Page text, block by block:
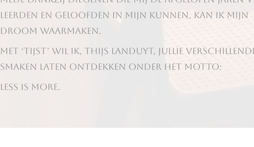
leerden en geloofden in mijn kunnen, kan ik mijn
droom waarmaken.
Met ‘Tijst’ wil ik, Thijs Landuyt, jullie
smaken laten ontdekken onder het motto:
LESS IS MORE.